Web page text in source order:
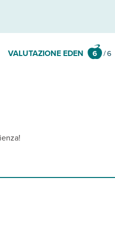
VALUTAZIONE EDEN 6 /6